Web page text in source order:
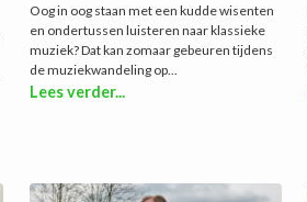
Oog in oog staan met een kudde wisenten
en ondertussen luisteren naar klassieke
muziek? Dat kan zomaar gebeuren tijdens
de muziekwandeling op...
Lees verder...